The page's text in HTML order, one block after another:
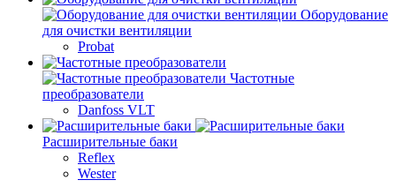
Оборудование
для очистки вентиляции
Probat
Частотные
преобразователи
Danfoss VLT
Расширительные баки
Reflex
Wester